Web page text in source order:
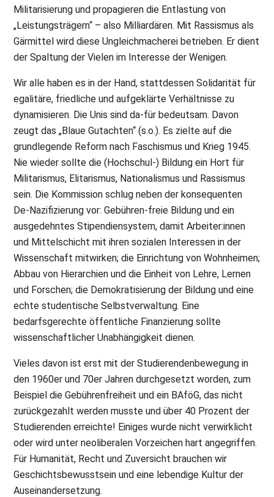
Militarisierung und propagieren die Entlastung von
„Leistungsträgern“ – also Milliardären. Mit Rassismus als
Gärmittel wird diese Ungleichmacherei betrieben. Er dient
der Spaltung der Vielen im Interesse der Wenigen.
Wir alle haben es in der Hand, stattdessen Solidarität für
egalitäre, friedliche und aufgeklärte Verhältnisse zu
dynamisieren. Die Unis sind da-für bedeutsam. Davon
zeugt das „Blaue Gutachten“ (s.o.). Es zielte auf die
grundlegende Reform nach Faschismus und Krieg 1945.
Nie wieder sollte die (Hochschul-) Bildung ein Hort für
Militarismus, Elitarismus, Nationalismus und Rassismus
sein. Die Kommission schlug neben der konsequenten
De-Nazifizierung vor: Gebühren-freie Bildung und ein
ausgedehntes Stipendiensystem, damit Arbeiter:innen
und Mittelschicht mit ihren sozialen Interessen in der
Wissenschaft mitwirken; die Einrichtung von Wohnheimen;
Abbau von Hierarchien und die Einheit von Lehre, Lernen
und Forschen; die Demokratisierung der Bildung und eine
echte studentische Selbstverwaltung. Eine
bedarfsgerechte öffentliche Finanzierung sollte
wissenschaftlicher Unabhängigkeit dienen.
Vieles davon ist erst mit der Studierendenbewegung in
den 1960er und 70er Jahren durchgesetzt worden, zum
Beispiel die Gebührenfreiheit und ein BAföG, das nicht
zurückgezahlt werden musste und über 40 Prozent der
Studierenden erreichte! Einiges wurde nicht verwirklicht
oder wird unter neoliberalen Vorzeichen hart angegriffen.
Für Humanität, Recht und Zuversicht brauchen wir
Geschichtsbewusstsein und eine lebendige Kultur der
Auseinandersetzung.